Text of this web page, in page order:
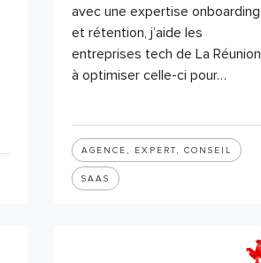
avec une expertise onboarding
et rétention, j’aide les
entreprises tech de La Réunion
à optimiser celle-ci pour…
AGENCE, EXPERT, CONSEIL
SAAS